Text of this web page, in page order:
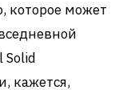
которое может
Solid
кажется,